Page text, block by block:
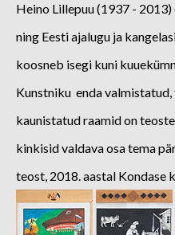
Heino Lillepuu (1937 -
ning Eesti ajalugu ja
koosneb isegi kuni
Kunstniku enda
kaunistatud raamid on
kinkisid valdava osa tema
teost, 2018. aastal Kondase